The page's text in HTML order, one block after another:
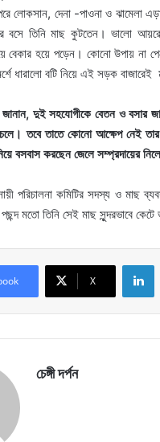
লোকসান, দেনা -পাওনা ও ঝামেলা
বসে তিনি মাছ কুটতেন। ভালো
বেকার হয়ে পড়েন। কোনো উপায়
ধারালো বটি নিয়ে এই সড়ক
দুই সহযোগীকে বেতন ও বসার
তবে তাতে কোনো আক্ষেপ নেই
বসবাস করছেন জেলে সম্প্রদায়ের
পরিচালনা কমিটির সদস্য ও মাছ
মতো তিনি সেই মাছ সুন্দরভাবে কেটে
X
চেঙ্গী দর্পন